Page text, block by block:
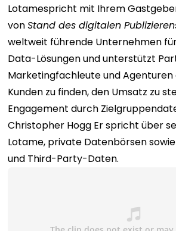
Lotamespricht mit Ihrem
vonStand des digitalen
weltweit führende Unternehmen
Data-Lösungen und unterstützt
Marketingfachleute und Agenturen
Kunden zu finden, den Umsatz zu
Engagement durch
Christopher Hogg Er spricht über
Lotame, private Datenbörsen
und Third-Party-Daten.